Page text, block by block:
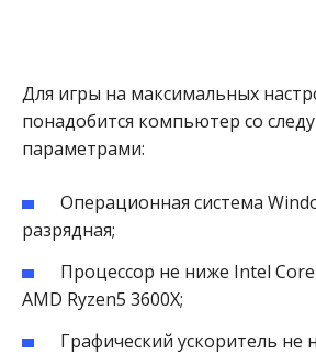
Для игры на максимальных
понадобится компьютер со
параметрами:
Операционная система
разрядная;
Процессор не ниже Intel
AMD Ryzen5 3600X;
Графический ускоритель не